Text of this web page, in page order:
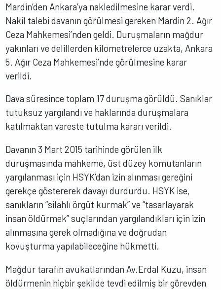
Mardin’den Ankara’ya nakledilmesine karar verdi.
Nakil talebi davanın görülmesi gereken Mardin 2. Ağır
Ceza Mahkemesi’nden geldi. Duruşmaların mağdur
yakınları ve delillerden kilometrelerce uzakta, Ankara
5. Ağır Ceza Mahkemesi’nde görülmesine karar
verildi.
Dava süresince toplam 17 duruşma görüldü. Sanıklar
tutuksuz yargılandı ve haklarında duruşmalara
katılmaktan vareste tutulma kararı verildi.
Davanın 3 Mart 2015 tarihinde görülen ilk
duruşmasında mahkeme, üst düzey komutanların
yargılanması için HSYK’dan izin alınması gereğini
gerekçe göstererek davayı durdurdu. HSYK ise,
sanıkların “silahlı örgüt kurmak” ve “tasarlayarak
insan öldürmek” suçlarından yargılandıkları için izin
alınmasına gerek olmadığına ve doğrudan
kovuşturma yapılabileceğine hükmetti.
Mağdur tarafın avukatlarından Av.Erdal Kuzu, insan
öldürmenin hiçbir şekilde tevdi edilmiş bir görevden